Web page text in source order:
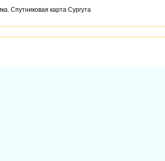
Спутниковая карта Сургута